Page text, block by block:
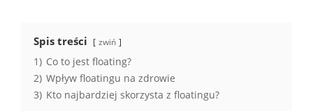
Spis treści zwiń
1) Co to jest floating?
2) Wpływ floatingu na zdrowie
3) Kto najbardziej skorzysta z floatingu?